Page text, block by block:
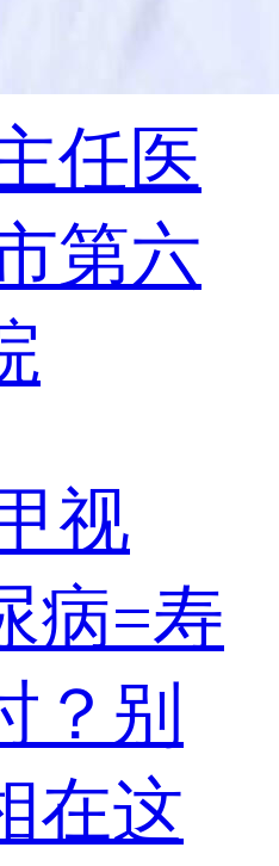
任医
第六
视
病=寿
？别
在这